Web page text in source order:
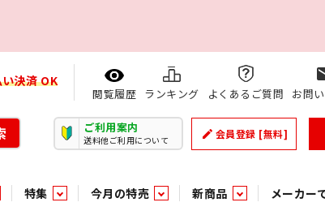
決済 OK
閲覧履歴 ランキング よくあるご質問 お問
ご利用案内
送料他ご利用について create 会員登録 [無料]
特集 今月の特売 新商品 メーカー